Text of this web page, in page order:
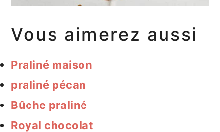
Vous aimerez aussi
Praliné maison
praliné pécan
Bûche praliné
Royal chocolat